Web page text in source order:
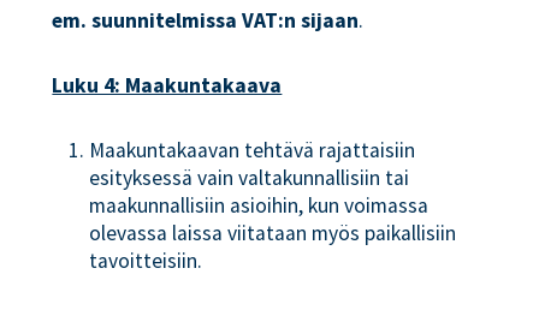
em. suunnitelmissa VAT:n sijaan.
Luku 4: Maakuntakaava
Maakuntakaavan tehtävä rajattaisiin
esityksessä vain valtakunnallisiin tai
maakunnallisiin asioihin, kun voimassa
olevassa laissa viitataan myös paikallisiin
tavoitteisiin.